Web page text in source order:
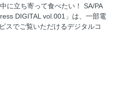
３：カーケア
４:快適ドライブ
ル10選
に立ち寄って食べたい！ SA/PA
DIGITAL vol.001」は、一部電
スでご覧いただけるデジタルコ